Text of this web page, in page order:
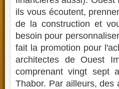
ils vous écoutent,
de la construction et
besoin pour
fait la promotion pour
architectes de Ouest
comprenant vingt sept
Thabor. Par ailleurs, des